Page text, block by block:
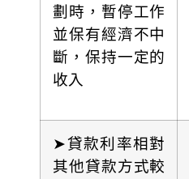
劃時，暫停工作
並保有經濟不中
斷，保持一定的
收入
➤貸款利率相對
其他貸款方式較